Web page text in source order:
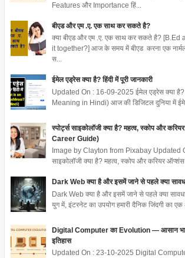
Features और Importance हिं...
बीएड और एम .ए. एक साथ कर सकते है?
क्या बीएड और एम .ए. एक साथ कर सकते है?
it together?] आज के समय में बीएड करना एक
स...
ईमेल एड्रेस क्या है? हिंदी में पूरी जानकारी
Updated On : 16-09-2025 ईमेल एड्रेस क्या
Meaning in Hindi) आज की डिजिटल दुनिया में
स्पोर्ट्स साइकोलॉजी क्या है? महत्व, स्कोप और
Career Guide)
Image by Clayton from Pixabay Updated
साइकोलॉजी क्या है? महत्व, स्कोप और करियर
Dark Web क्या है और इसमें जाने से पहले क्या
Dark Web क्या है और इसमें जाने से पहले क्या
युग में, इंटरनेट का उपयोग हमारी दैनिक जिंदगी का एक
Digital Computer का Evolution — आसान
इतिहास
Updated On : 23-10-2025 Digital